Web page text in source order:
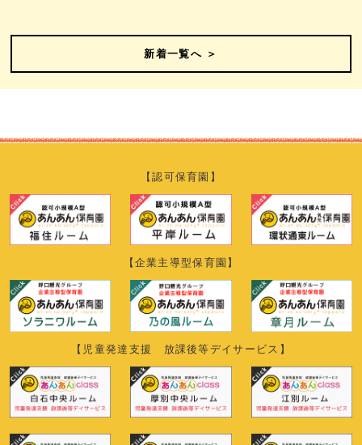
新着一覧へ ＞
【認可保育園】
【企業主導型保育園】
【児童発達支援 放課後等デイサービス】